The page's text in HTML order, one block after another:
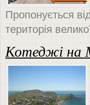
Пропонується
територія
Котеджі на